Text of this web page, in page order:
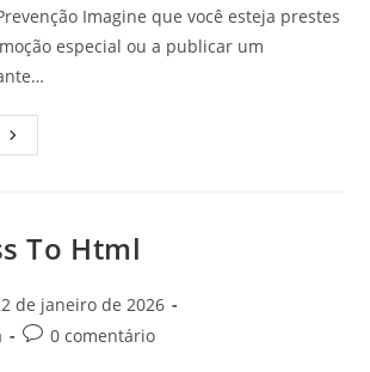
Imagine que você esteja prestes
especial ou a publicar um
WordPress
To Html
de janeiro de 2026
Comentários
0 comentário